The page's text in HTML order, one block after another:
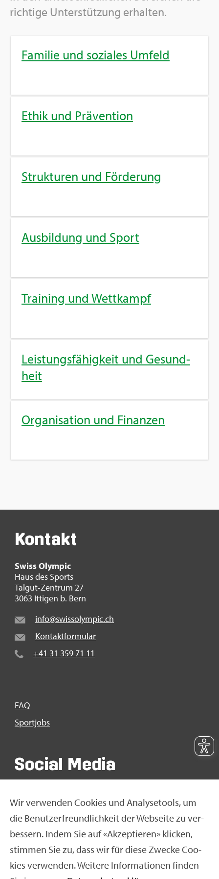
rich­ti­ge Un­ter­stüt­zung er­hal­ten.
Fa­mi­lie und so­zia­les Um­feld
Ethik und Prä­ven­ti­on
Struk­tu­ren und För­de­rung
Aus­bil­dung und Sport
Trai­ning und Wett­kampf
Leis­tungs­fä­hig­keit und Ge­sund­
heit
Or­ga­ni­sa­ti­on und Fi­nan­zen
Wir ver­wen­den Coo­kies und Ana­ly­se­tools, um
die Be­nut­zer­freund­lich­keit der Web­sei­te zu ver­
bes­sern. Indem Sie auf «Ak­zep­tie­ren» kli­cken,
stim­men Sie zu, dass wir für diese Zwe­cke Coo­
kies ver­wen­den. Wei­te­re In­for­ma­tio­nen fin­den
Kon­takt
Swiss Olym­pic
Haus des Sports
Tal­gut-Zen­trum 27
3063 It­ti­gen b. Bern
info@​swi​ssol​ympi​c.​ch
Kon­takt­for­mu­lar
+41 31 359 71 11
FAQ
Sport­jobs
So­ci­al Media